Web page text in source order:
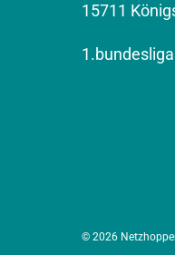
15711
© 2026